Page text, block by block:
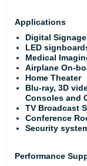
Applications
Digital Signage
LED
Medical
Airplane On-
Home Theater
Blu-ray, 3D
Consoles and
TV Broadcast
Conference
Security
Performance